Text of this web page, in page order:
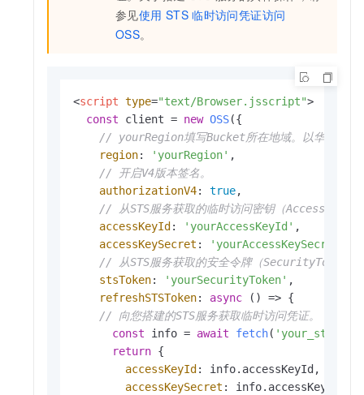
参见使用 STS 临时访问凭证访问
OSS。
<script type="text/Browser.jsscript">
const client = new OSS({
// yourRegion填写Bucket所在地域。以华东1（
region: 'yourRegion' ,
// 开启V4版本签名。
authorizationV4: true,
// 从STS服务获取的临时访问密钥（AccessKey
accessKeyId : 'yourAccessKeyId' ,
accessKeySecret : 'yourAccessKeySecret'
// 从STS服务获取的安全令牌（SecurityToken）
stsToken: 'yourSecurityToken' ,
refreshSTSToken: async () => {
// 向您搭建的STS服务获取临时访问凭证。
const info = await fetch(
return {
accessKeyId : info. accessKeyId ,
accessKeySecret : info.